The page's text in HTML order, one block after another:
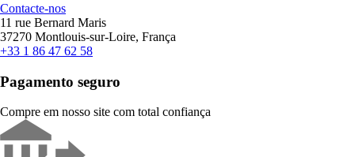
Contacte-nos
11 rue Bernard Maris
37270 Montlouis-sur-Loire, França
+33 1 86 47 62 58
Pagamento seguro
Compre em nosso site com total confiança